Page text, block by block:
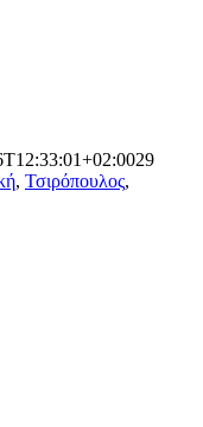
29
, Τσιρόπουλος,